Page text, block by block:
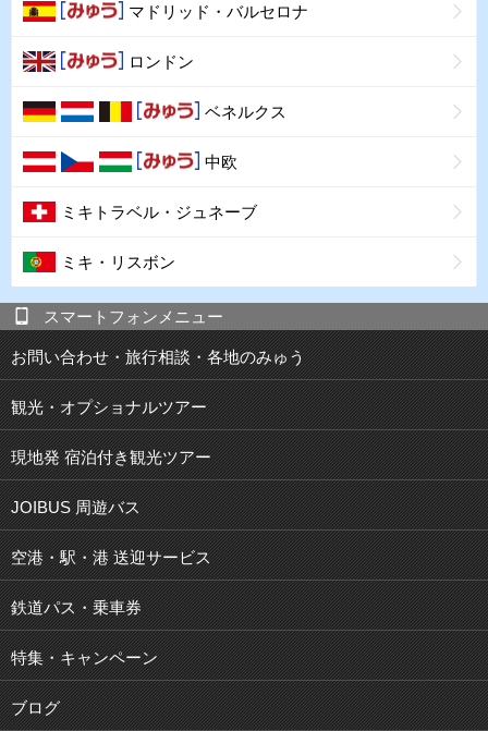
マドリッド・バルセロナ
ロンドン
ベネルクス
中欧
ミキトラベル・ジュネーブ
ミキ・リスボン
スマートフォンメニュー
お問い合わせ・旅行相談・各地のみゅう
観光・オプショナルツアー
現地発 宿泊付き観光ツアー
JOIBUS 周遊バス
空港・駅・港 送迎サービス
鉄道パス・乗車券
特集・キャンペーン
ブログ